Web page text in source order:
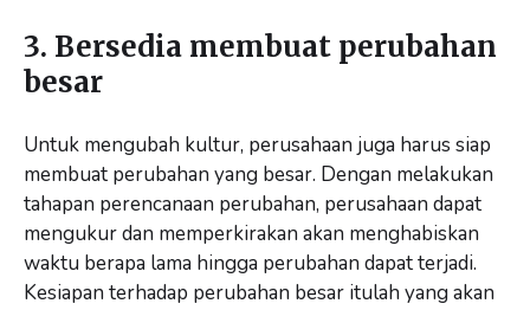
3. Bersedia membuat perubahan
besar
Untuk mengubah kultur, perusahaan juga harus siap
membuat perubahan yang besar. Dengan melakukan
tahapan perencanaan perubahan, perusahaan dapat
mengukur dan memperkirakan akan menghabiskan
waktu berapa lama hingga perubahan dapat terjadi.
Kesiapan terhadap perubahan besar itulah yang akan